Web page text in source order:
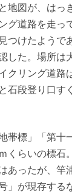
地図が、はっ
グ道路を走っ
つけたようで
した。場所は
クリング道路
石段登り口す
帯標」「第
くらいの標石
あったが、竿
」が現存する